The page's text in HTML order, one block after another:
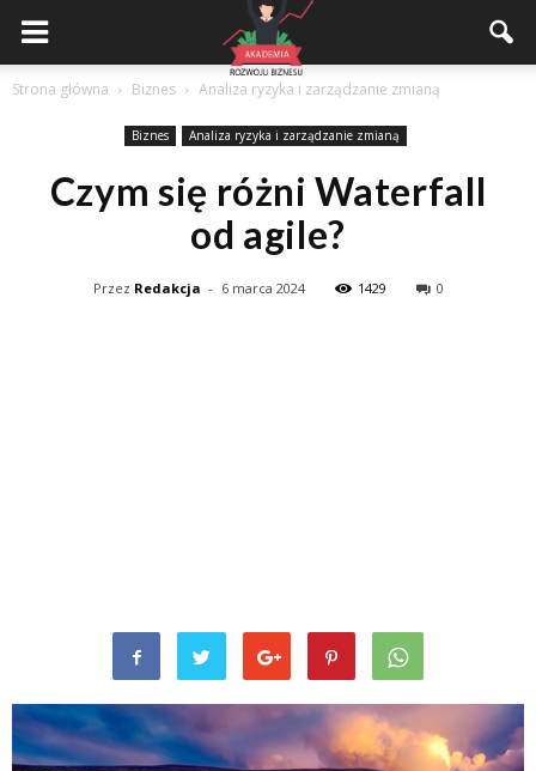
Akademiarozwojubiznesu.pl
Strona główna Biznes Analiza ryzyka i zarządzanie zmianą
Biznes Analiza ryzyka i zarządzanie zmianą
Czym się różni Waterfall
od agile?
Przez Redakcja - 6 marca 2024 1429 0